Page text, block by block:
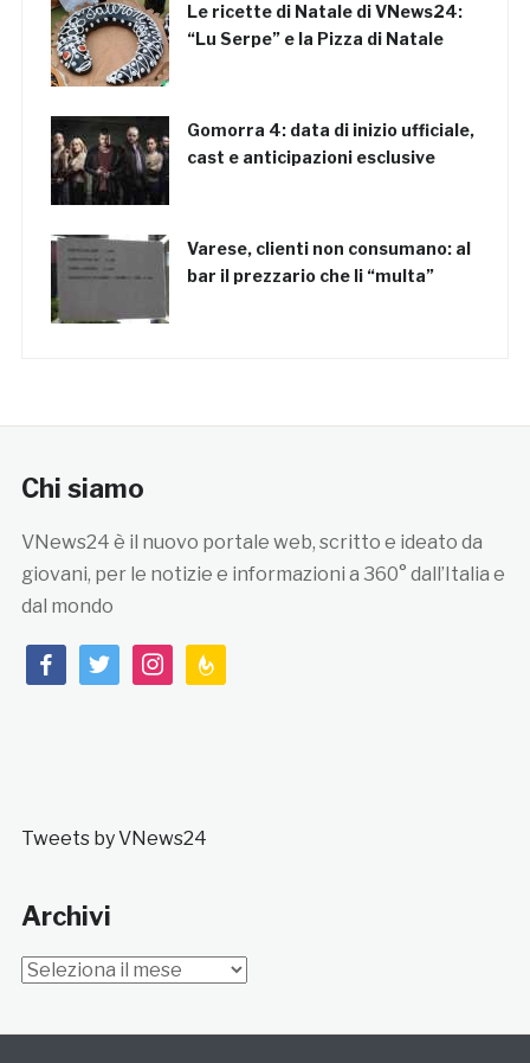
Le ricette di Natale di VNews24:
“Lu Serpe” e la Pizza di Natale
Gomorra 4: data di inizio ufficiale,
cast e anticipazioni esclusive
Varese, clienti non consumano: al
bar il prezzario che li “multa”
Chi siamo
VNews24 è il nuovo portale web, scritto e ideato da
giovani, per le notizie e informazioni a 360° dall’Italia e
dal mondo
facebooktwitterinstagramfeedburner
Tweets by VNews24
Archivi
Archivi